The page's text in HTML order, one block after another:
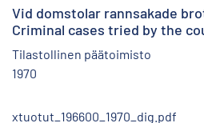
Vid domstolar rannsakade
Criminal cases tried by the
Tilastollinen päätoimisto
1970
xtuotut_196600_1970_dig.pdf